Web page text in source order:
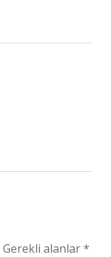
Gerekli alanlar*